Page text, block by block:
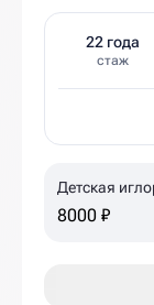
22 года
стаж
Детская
8000 ₽